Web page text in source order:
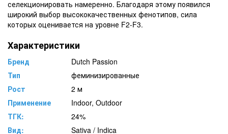
селекционировать намеренно. Благодаря этому появился
широкий выбор высококачественных фенотипов, сила
которых оценивается на уровне F2-F3.
Характеристики
Бренд
Dutch Passion
Тип
феминизированные
Рост
2 м
Применение
Indoor, Outdoor
ТГК:
24%
Вид:
Sativa / Indica